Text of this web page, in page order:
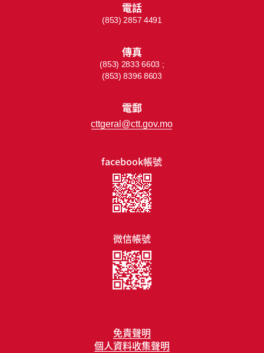
免責聲明
個人資料收集聲明
facebook帳號
微信帳號
電話
(853) 2857 4491
傳真
(853) 2833 6603 ;
(853) 8396 8603
電郵
cttgeral@ctt.gov.mo